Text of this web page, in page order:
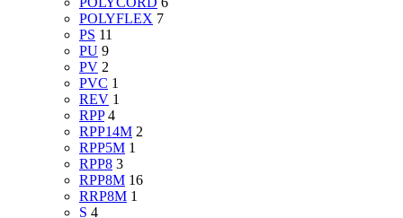
POLYFLEX 7
PS 11
PU 9
PV 2
PVC 1
REV 1
RPP 4
RPP14M 2
RPP5M 1
RPP8 3
RPP8M 16
RRP8M 1
S 4